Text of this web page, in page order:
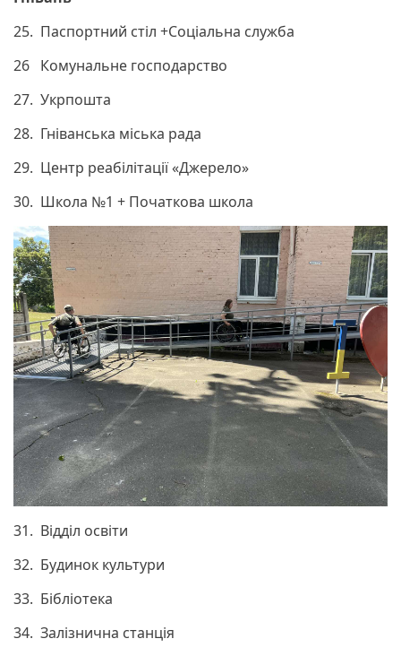
25. Паспортний стіл +Соціальна служба
26 Комунальне господарство
27. Укрпошта
28. Гніванська міська рада
29. Центр реабілітації «Джерело»
30. Школа №1 + Початкова школа
31. Відділ освіти
32. Будинок культури
33. Бібліотека
34. Залізнична станція